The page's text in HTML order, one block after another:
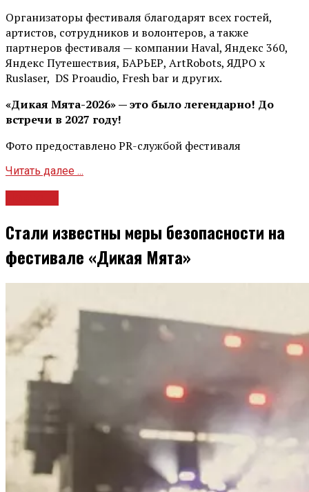
Организаторы фестиваля благодарят всех гостей,
артистов, сотрудников и волонтеров, а также
партнеров фестиваля — компании Haval, Яндекс 360,
Яндекс Путешествия, БАРЬЕР, ArtRobots, ЯДРО х
Ruslaser, DS Proaudio, Fresh bar и других.
«Дикая Мята-2026» — это было легендарно! До
встречи в 2027 году!
Фото предоставлено PR-службой фестиваля
Читать далее ...
Стали известны меры безопасности на
фестивале «Дикая Мята»